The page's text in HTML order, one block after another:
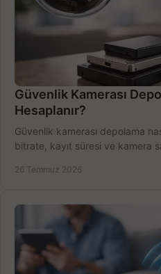
Güvenlik Kamerası
Hesaplanır?
Güvenlik kamerası depolama
bitrate, kayıt süresi ve kamera
26 Temmuz 2026